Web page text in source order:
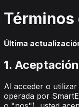
Términos
Última
1.
Al acceder o
operada por